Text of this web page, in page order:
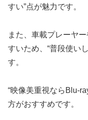
すい”点が魅力です。
また、車載プレーヤ
すいため、“普段使い
す。
“映像美重視ならBlu-
方がおすすめです。